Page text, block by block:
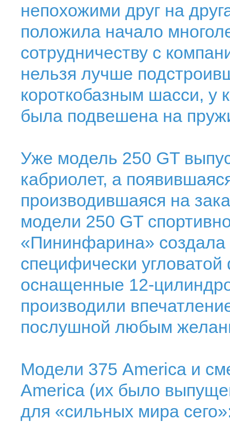
непохожими друг на
положила начало
сотрудничеству с
нельзя лучше
короткобазным шасси, у
была подвешена на
Уже модель 250 GT
кабриолет, а
производившаяся на
модели 250 GT
«Пининфарина» создала
специфически
оснащенные 12-
производили
послушной любым
Модели 375 America и
America (их было
для «сильных мира